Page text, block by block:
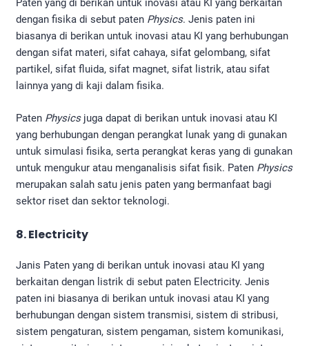
Paten yang di berikan untuk inovasi atau KI yang berkaitan
dengan fisika di sebut paten Physics. Jenis paten ini
biasanya di berikan untuk inovasi atau KI yang berhubungan
dengan sifat materi, sifat cahaya, sifat gelombang, sifat
partikel, sifat fluida, sifat magnet, sifat listrik, atau sifat
lainnya yang di kaji dalam fisika.
Paten Physics juga dapat di berikan untuk inovasi atau KI
yang berhubungan dengan perangkat lunak yang di gunakan
untuk simulasi fisika, serta perangkat keras yang di gunakan
untuk mengukur atau menganalisis sifat fisik. Paten Physics
merupakan salah satu jenis paten yang bermanfaat bagi
sektor riset dan sektor teknologi.
8. Electricity
Janis Paten yang di berikan untuk inovasi atau KI yang
berkaitan dengan listrik di sebut paten Electricity. Jenis
paten ini biasanya di berikan untuk inovasi atau KI yang
berhubungan dengan sistem transmisi, sistem di stribusi,
sistem pengaturan, sistem pengaman, sistem komunikasi,